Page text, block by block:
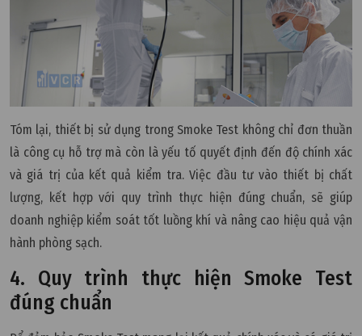
Tóm lại, thiết bị sử dụng trong Smoke Test không chỉ đơn thuần
là công cụ hỗ trợ mà còn là yếu tố quyết định đến độ chính xác
và giá trị của kết quả kiểm tra. Việc đầu tư vào thiết bị chất
lượng, kết hợp với quy trình thực hiện đúng chuẩn, sẽ giúp
doanh nghiệp kiểm soát tốt luồng khí và nâng cao hiệu quả vận
hành phòng sạch.
4. Quy trình thực hiện Smoke Test
đúng chuẩn